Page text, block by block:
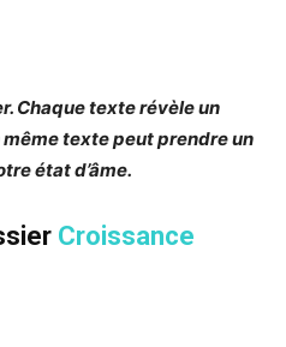
Chaque texte révèle un
même texte peut prendre un
état d’âme.
Croissance